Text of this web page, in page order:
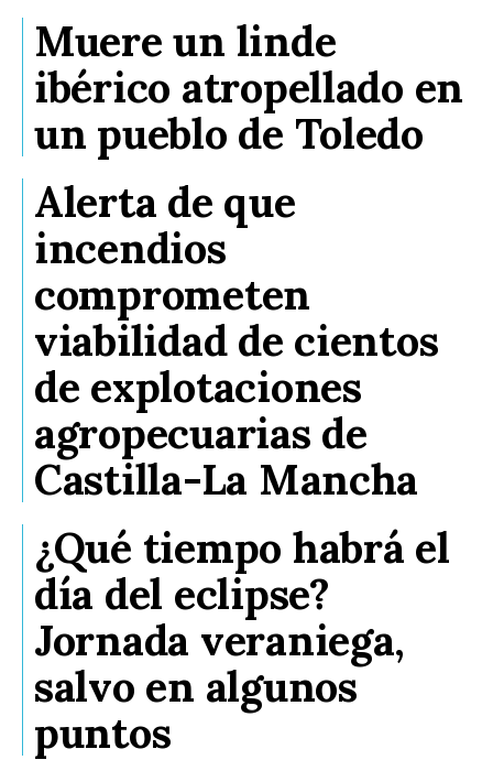
Muere un linde
ibérico atropellado en
un pueblo de Toledo
Alerta de que
incendios
comprometen
viabilidad de cientos
de explotaciones
agropecuarias de
Castilla-La Mancha
¿Qué tiempo habrá el
día del eclipse?
Jornada veraniega,
salvo en algunos
puntos